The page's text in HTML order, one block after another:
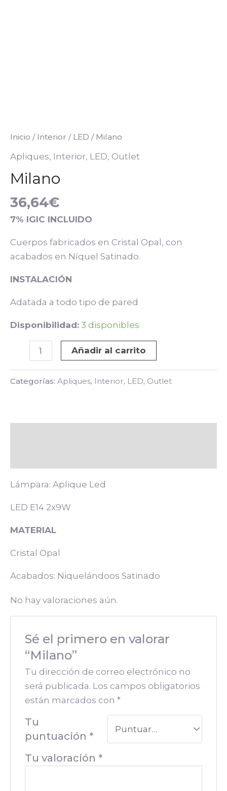
Inicio / Interior / LED / Milano
Apliques, Interior, LED, Outlet
Milano
36,64€
7% IGIC INCLUIDO
Cuerpos fabricados en Cristal Opal, con
acabados en Níquel Satinado.
INSTALACIÓN
Adatada a todo tipo de pared
Disponibilidad: 3 disponibles
Añadir al carrito
Categorías: Apliques, Interior, LED, Outlet
Lámpara: Aplique Led
LED E14 2x9W
MATERIAL
Cristal Opal
Acabados: Niquelándoos Satinado
No hay valoraciones aún.
Sé el primero en valorar
“Milano”
Tu dirección de correo electrónico no
será publicada. Los campos obligatorios
están marcados con*
Tu
puntuación *
Tu valoración *